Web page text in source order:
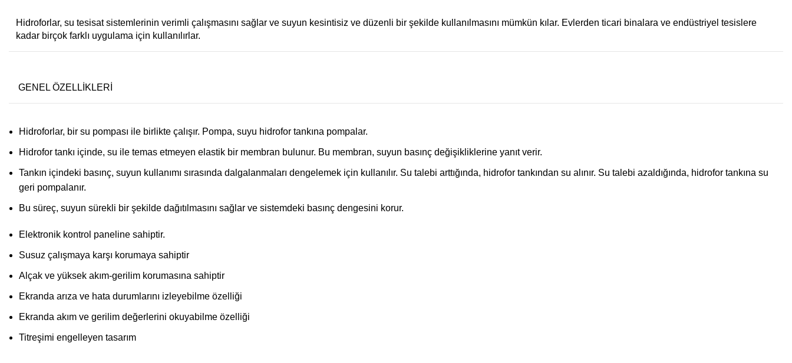
Hidroforlar, su tesisat sistemlerinin verimli çalışmasını sağlar ve suyun kesintisiz ve düzenli bir şekilde kullanılmasını mümkün kılar. Evlerden ticari binalara ve endüstriyel tesislere
kadar birçok farklı uygulama için kullanılırlar.
GENEL ÖZELLİKLERİ
Hidroforlar, bir su pompası ile birlikte çalışır. Pompa, suyu hidrofor tankına pompalar.
Hidrofor tankı içinde, su ile temas etmeyen elastik bir membran bulunur. Bu membran, suyun basınç değişikliklerine yanıt verir.
Tankın içindeki basınç, suyun kullanımı sırasında dalgalanmaları dengelemek için kullanılır. Su talebi arttığında, hidrofor tankından su alınır. Su talebi azaldığında, hidrofor tankına su
geri pompalanır.
Bu süreç, suyun sürekli bir şekilde dağıtılmasını sağlar ve sistemdeki basınç dengesini korur.
Elektronik kontrol paneline sahiptir.
Susuz çalışmaya karşı korumaya sahiptir
Alçak ve yüksek akım-gerilim korumasına sahiptir
Ekranda arıza ve hata durumlarını izleyebilme özelliği
Ekranda akım ve gerilim değerlerini okuyabilme özelliği
Titreşimi engelleyen tasarım